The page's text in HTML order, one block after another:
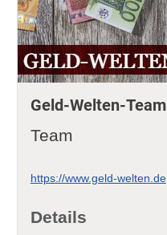
Geld-Welten-Team
Team
https://www.geld-welten.de
Details